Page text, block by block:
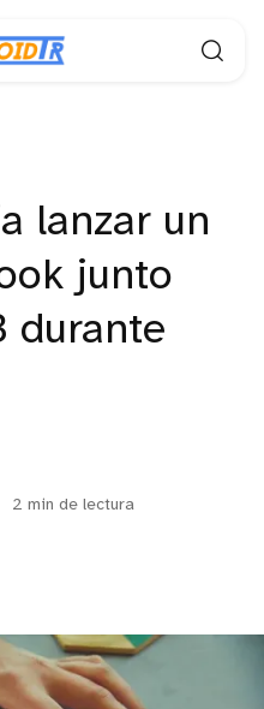
lanzar un
junto
durante
2 min de lectura